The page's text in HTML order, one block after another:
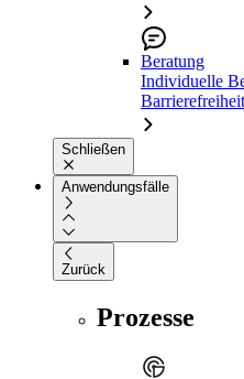
Beratung
Individuelle
Schließen
Anwendungsfälle
Zurück
Prozesse